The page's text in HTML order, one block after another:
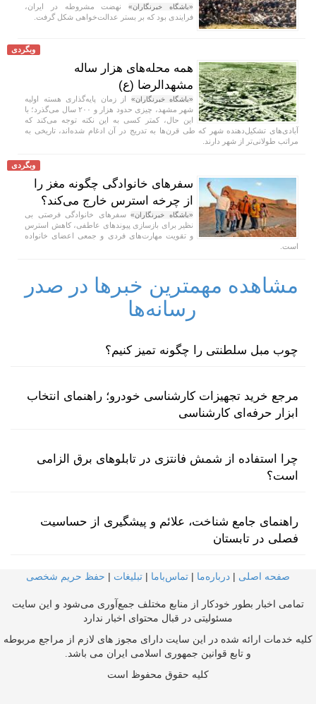
«باشگاه خبرنگاران»نهضت مشروطه در ایران،
فرایندی بود که بر بستر عدالت‌خواهی شکل گرفت.
وبگردی
همه محله‌های هزار ساله
مشهدالرضا (ع)
«باشگاه خبرنگاران» از زمان پایه‌گذاری هسته اولیه
شهر مشهد، چیزی حدود هزار و ۲۰۰ سال می‌گذرد؛ با
این حال، کمتر کسی به این نکته توجه می‌کند که
آبادی‌های تشکیل‌دهنده شهر که طی قرن‌ها به تدریج در آن ادغام شده‌اند، تاریخی به
مراتب طولانی‌تر از شهر دارند.
وبگردی
سفر‌های خانوادگی چگونه مغز را
از چرخه استرس خارج می‌کند؟
«باشگاه خبرنگاران»سفر‌های خانوادگی فرصتی بی
نظیر برای بازسازی پیوند‌های عاطفی، کاهش استرس
و تقویت مهارت‌های فردی و جمعی اعضای خانواده
است.
مشاهده مهمترین خبرها در صدر
رسانه‌ها
چوب مبل سلطنتی را چگونه تمیز کنیم؟
مرجع خرید تجهیزات کارشناسی خودرو؛ راهنمای انتخاب
ابزار حرفه‌ای کارشناسی
چرا استفاده از شمش فانتزی در تابلوهای برق الزامی
است؟
راهنمای جامع شناخت، علائم و پیشگیری از حساسیت
فصلی در تابستان
صفحه اصلی | درباره‌ما | تماس‌با‌ما | تبلیغات | حفظ حریم شخصی
تمامی اخبار بطور خودکار از منابع مختلف جمع‌آوری می‌شود و این سایت
مسئولیتی در قبال محتوای اخبار ندارد
کلیه خدمات ارائه شده در این سایت دارای مجوز های لازم از مراجع مربوطه
و تابع قوانین جمهوری اسلامی ایران می باشد.
کلیه حقوق محفوظ است